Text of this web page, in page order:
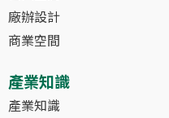
廠辦設計
商業空間
產業知識
產業知識